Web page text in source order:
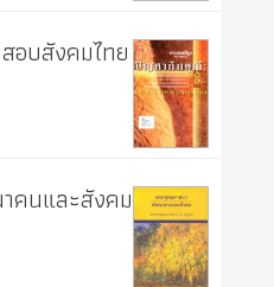
บสังคมไทย
คนและสังคม